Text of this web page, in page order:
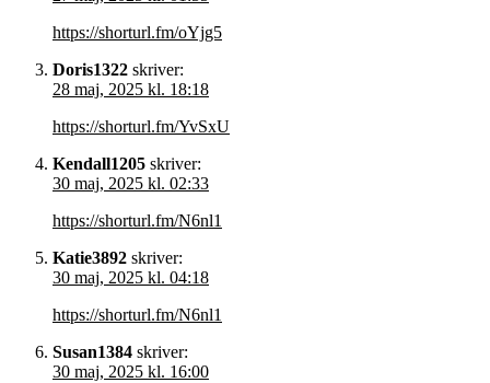
https://shorturl.fm/oYjg5
Doris1322 skriver:
28 maj, 2025 kl. 18:18
https://shorturl.fm/YvSxU
Kendall1205 skriver:
30 maj, 2025 kl. 02:33
https://shorturl.fm/N6nl1
Katie3892 skriver:
30 maj, 2025 kl. 04:18
https://shorturl.fm/N6nl1
Susan1384 skriver:
30 maj, 2025 kl. 16:00